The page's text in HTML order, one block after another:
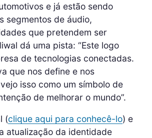
e já estão sendo
segmentos de áudio,
que pretendem ser
dá uma pista: “Este logo
de tecnologias conectadas.
que nos define e nos
isso como um símbolo de
de melhorar o mundo”.
(clique aqui para conhecê-lo) e
atualização da identidade